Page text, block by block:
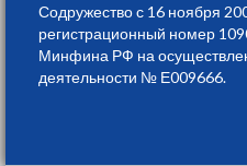
Содружество с 16 ноября
регистрационный номер
Минфина РФ на
деятельности № Е009666.